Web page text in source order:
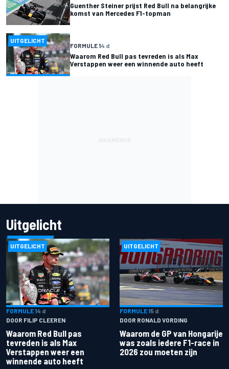
Guenther Steiner prijst Red Bull na belangrijke
komst van Mercedes F1-topman
UITGELICHT
FORMULE 14 d
Waarom Red Bull pas tevreden is als Max
Verstappen weer een winnende auto heeft
Uitgelicht
UITGELICHT
FORMULE 14 d
DOOR FILIP CLEEREN
Waarom Red Bull pas
tevreden is als Max
Verstappen weer een
winnende auto heeft
UITGELICHT
FORMULE 15 d
DOOR RONALD VORDING
Waarom de GP van Hongarije
was zoals iedere F1-race in
2026 zou moeten zijn